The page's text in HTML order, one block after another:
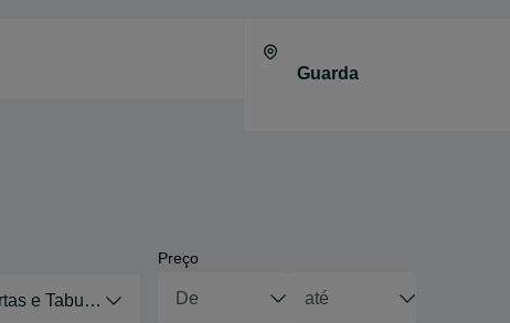
e Tabuleiros
Preço